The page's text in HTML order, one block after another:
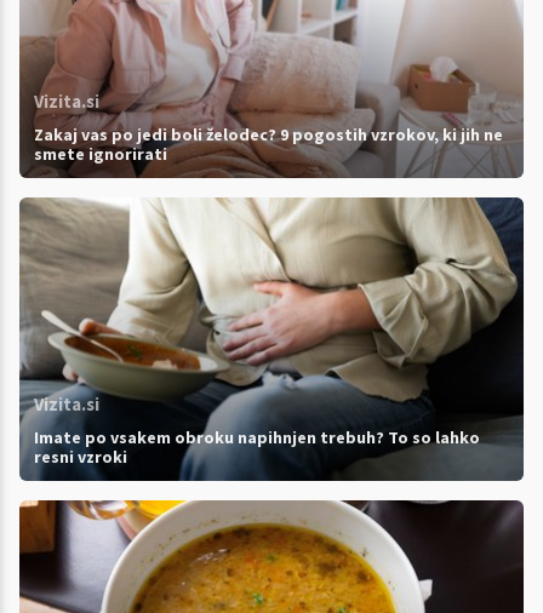
Vizita.si
Zakaj vas po jedi boli želodec? 9 pogostih vzrokov, ki jih ne
smete ignorirati
Vizita.si
Imate po vsakem obroku napihnjen trebuh? To so lahko
resni vzroki